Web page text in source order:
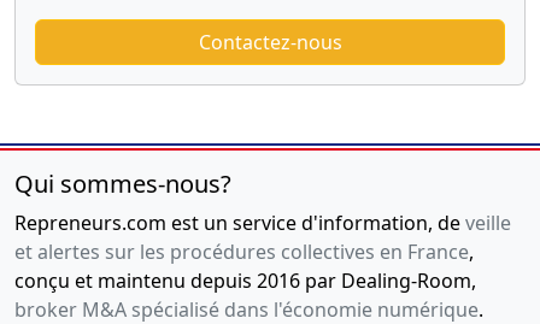
Contactez-nous
Qui sommes-nous?
Repreneurs.com est un service d'information, deveille
et alertes sur les procédures collectives en France,
conçu et maintenu depuis 2016 par Dealing-Room,
broker M&A spécialisé dans l'économie numérique.